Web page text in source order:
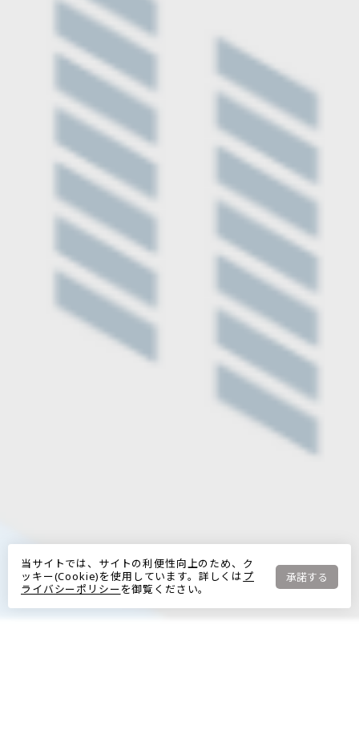
当サイトでは、サイトの利便性向上のため、ク
ッキー(Cookie)を使用しています。詳しくは プ
ライバシーポリシーを御覧ください。
承諾する